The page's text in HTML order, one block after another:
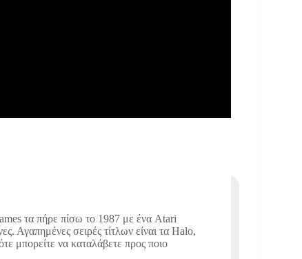
τα πήρε πίσω το 1987 με ένα Atari
Αγαπημένες σειρές τίτλων είναι τα Halo,
μπορείτε να καταλάβετε προς ποιο